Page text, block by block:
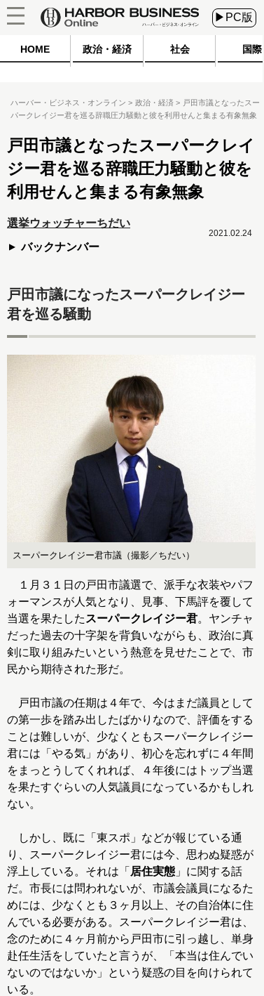
▶PC版
HOME 政治・経済 社会 国際
ハーバー・ビジネス・オンライン 政治・経済
戸田市議となったスー
パークレイジー君を巡る辞職圧力騒動と彼を利用せんと集まる有象無象
戸田市議となったスーパークレイ
ジー君を巡る辞職圧力騒動と彼を
利用せんと集まる有象無象
選挙ウォッチャーちだい
バックナンバー
2021.02.24
戸田市議になったスーパークレイジー
君を巡る騒動
スーパークレイジー君市議（撮影／ちだい）
１月３１日の戸田市議選で、派手な衣装やパフ
ォーマンスが人気となり、見事、下馬評を覆して
当選を果たした スーパークレイジー君。ヤンチャ
だった過去の十字架を背負いながらも、政治に真
剣に取り組みたいという熱意を見せたことで、市
民から期待された形だ。
戸田市議の任期は４年で、今はまだ議員として
の第一歩を踏み出したばかりなので、評価をする
ことは難しいが、少なくともスーパークレイジー
君には「やる気」があり、初心を忘れずに４年間
をまっとうしてくれれば、４年後にはトップ当選
を果たすぐらいの人気議員になっているかもしれ
ない。
しかし、既に「東スポ」などが報じている通
り、スーパークレイジー君には今、思わぬ疑惑が
浮上している。それは「 居住実態 」に関する話
だ。市長には問われないが、市議会議員になるた
めには、少なくとも３ヶ月以上、その自治体に住
んでいる必要がある。スーパークレイジー君は、
念のために４ヶ月前から戸田市に引っ越し、単身
赴任生活をしていたと言うが、「本当は住んでい
ないのではないか」という疑惑の目を向けられて
いる。